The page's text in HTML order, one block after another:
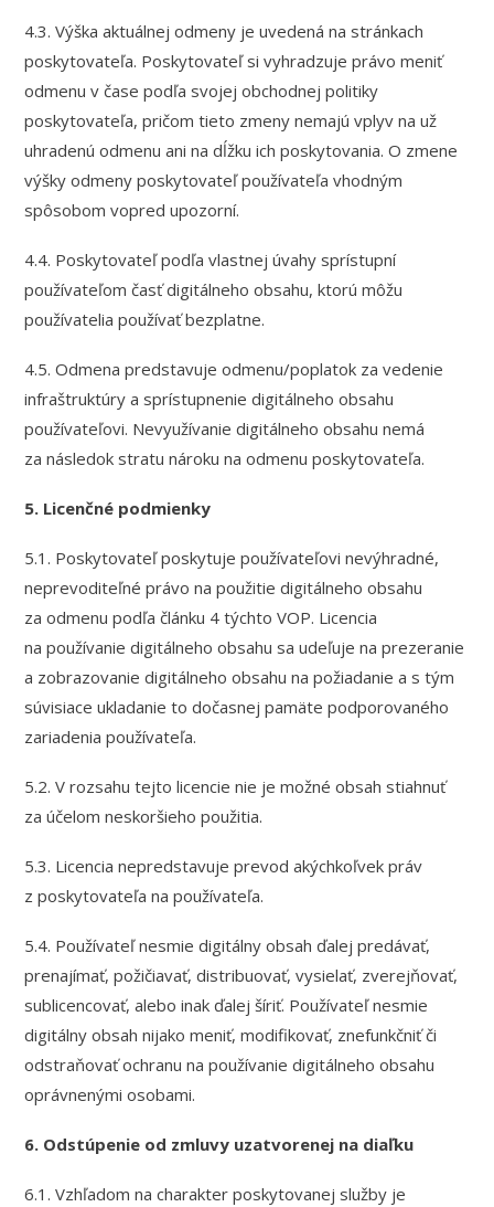
4.3. Výška aktuálnej odmeny je uvedená na stránkach
poskytovateľa. Poskytovateľ si vyhradzuje právo meniť
odmenu v čase podľa svojej obchodnej politiky
poskytovateľa, pričom tieto zmeny nemajú vplyv na už
uhradenú odmenu ani na dĺžku ich poskytovania. O zmene
výšky odmeny poskytovateľ používateľa vhodným
spôsobom vopred upozorní.
4.4. Poskytovateľ podľa vlastnej úvahy sprístupní
používateľom časť digitálneho obsahu, ktorú môžu
používatelia používať bezplatne.
4.5. Odmena predstavuje odmenu/poplatok za vedenie
infraštruktúry a sprístupnenie digitálneho obsahu
používateľovi. Nevyužívanie digitálneho obsahu nemá
za následok stratu nároku na odmenu poskytovateľa.
5. Licenčné podmienky
5.1. Poskytovateľ poskytuje používateľovi nevýhradné,
neprevoditeľné právo na použitie digitálneho obsahu
za odmenu podľa článku 4 týchto VOP. Licencia
na používanie digitálneho obsahu sa udeľuje na prezeranie
a zobrazovanie digitálneho obsahu na požiadanie a s tým
súvisiace ukladanie to dočasnej pamäte podporovaného
zariadenia používateľa.
5.2. V rozsahu tejto licencie nie je možné obsah stiahnuť
za účelom neskoršieho použitia.
5.3. Licencia nepredstavuje prevod akýchkoľvek práv
z poskytovateľa na používateľa.
5.4. Používateľ nesmie digitálny obsah ďalej predávať,
prenajímať, požičiavať, distribuovať, vysielať, zverejňovať,
sublicencovať, alebo inak ďalej šíriť. Používateľ nesmie
digitálny obsah nijako meniť, modifikovať, znefunkčniť či
odstraňovať ochranu na používanie digitálneho obsahu
oprávnenými osobami.
6. Odstúpenie od zmluvy uzatvorenej na diaľku
6.1. Vzhľadom na charakter poskytovanej služby je